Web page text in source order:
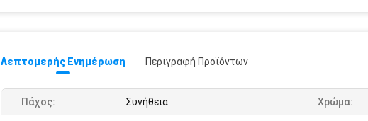
Λεπτομερής Ενημέρωση Περιγραφή Προϊόντων
Πάχος: Συνήθεια Χρώμα: